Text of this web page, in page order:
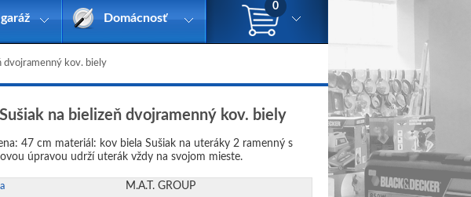
dvojramenný kov. biely
na bielizeň dvojramenný kov. biely
47 cm materiál: kov biela Sušiak na uteráky 2 ramenný s
úpravou udrží uterák vždy na svojom mieste.
M.A.T. GROUP
Domácnosť
0